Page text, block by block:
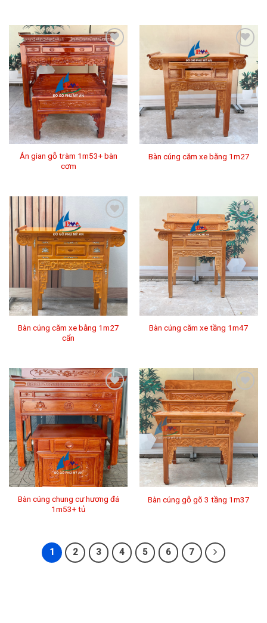
Thêm
vào
mục
Yêu
thích
Án gian gỗ tràm 1m53+ bàn
cơm
Thêm
vào
mục
Yêu
thích
Bàn cúng căm xe bằng 1m27
Thêm
vào
mục
Yêu
thích
Bàn cúng căm xe bằng 1m27
cẩn
Thêm
vào
mục
Yêu
thích
Bàn cúng căm xe tầng 1m47
Thêm
vào
mục
Yêu
thích
Bàn cúng chung cư hương đá
1m53+ tủ
Thêm
vào
mục
Yêu
thích
Bàn cúng gỗ gõ 3 tầng 1m37
1 2 3 4 5 6 7